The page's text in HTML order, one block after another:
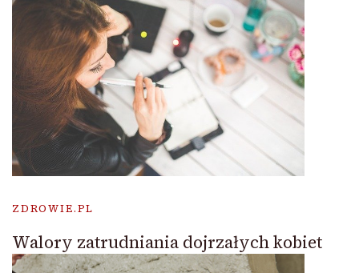
ZDROWIE.PL
Walory zatrudniania dojrzałych kobiet